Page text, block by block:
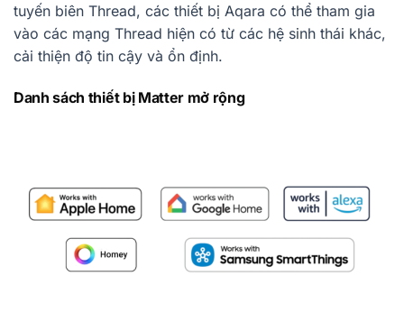
tuyến biên Thread, các thiết bị Aqara có thể tham gia
vào các mạng Thread hiện có từ các hệ sinh thái khác,
cải thiện độ tin cậy và ổn định.
Danh sách thiết bị Matter mở rộng